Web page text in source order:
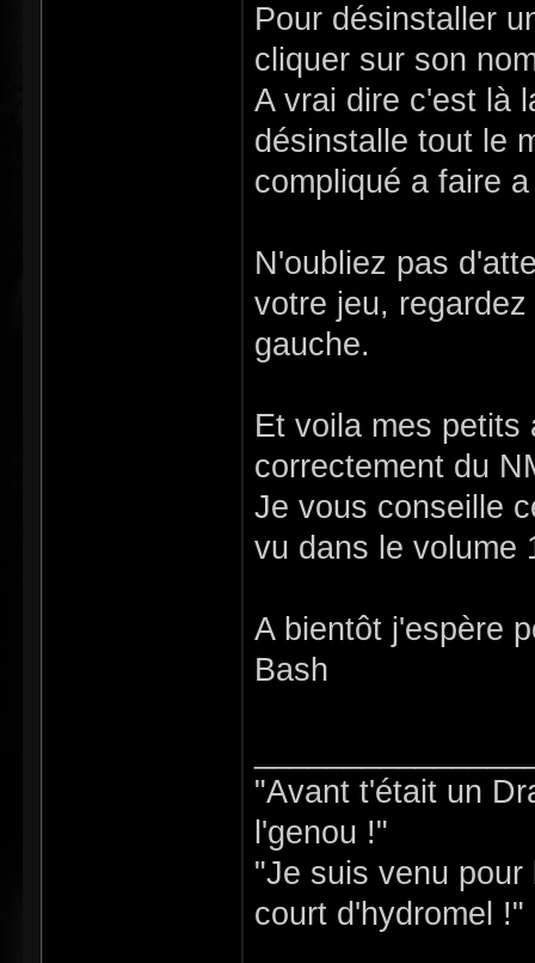
Pour désinstaller
cliquer sur son
A vrai dire c'est là
désinstalle tout le
compliqué a faire
N'oubliez pas
votre jeu,
gauche.
Et voila mes petits
correctement du
Je vous conseille
vu dans le volume
A bientôt j'espère
Bash
"Avant t'était un
l'genou !"
"Je suis venu
court d'hydromel !"